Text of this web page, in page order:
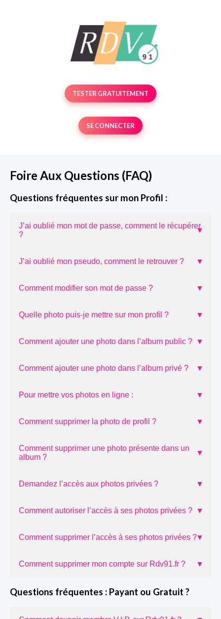
TESTER GRATUITEMENT
SE CONNECTER
Foire Aux Questions (FAQ)
Questions fréquentes sur mon Profil :
J’ai oublié mon mot de passe, comment le récupérer
?
▼
J’ai oublié mon pseudo, comment le retrouver ? ▼
Comment modifier son mot de passe ? ▼
Quelle photo puis-je mettre sur mon profil ? ▼
Comment ajouter une photo dans l’album public ? ▼
Comment ajouter une photo dans l’album privé ? ▼
Pour mettre vos photos en ligne : ▼
Comment supprimer la photo de profil ? ▼
Comment supprimer une photo présente dans un
album ?
▼
Demandez l’accès aux photos privées ? ▼
Comment autoriser l’accès à ses photos privées ? ▼
Comment supprimer l’accès à ses photos privées ?▼
Comment supprimer mon compte sur Rdv91.fr ? ▼
Questions fréquentes : Payant ou Gratuit ?